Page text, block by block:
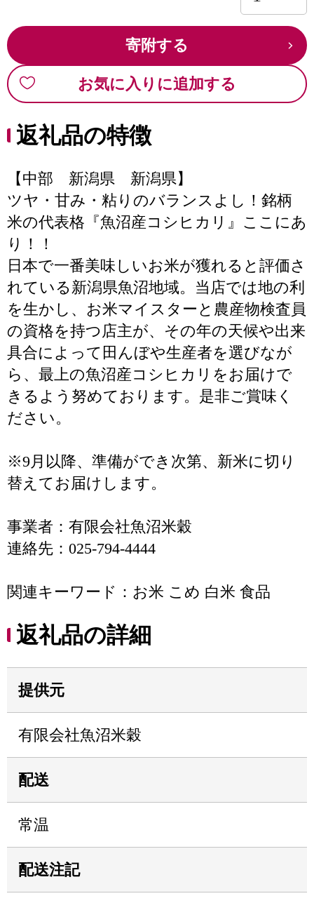
寄附する
お気に入りに追加する
返礼品の特徴
【中部 新潟県 新潟県】
ツヤ・甘み・粘りのバランスよし！銘柄
米の代表格『魚沼産コシヒカリ』ここにあ
り！！
日本で一番美味しいお米が獲れると評価さ
れている新潟県魚沼地域。当店では地の利
を生かし、お米マイスターと農産物検査員
の資格を持つ店主が、その年の天候や出来
具合によって田んぼや生産者を選びなが
ら、最上の魚沼産コシヒカリをお届けで
きるよう努めております。是非ご賞味く
ださい。
※9月以降、準備ができ次第、新米に切り
替えてお届けします。
事業者：有限会社魚沼米穀
連絡先：025-794-4444
関連キーワード：お米 こめ 白米 食品
返礼品の詳細
提供元
有限会社魚沼米穀
配送
常温
配送注記